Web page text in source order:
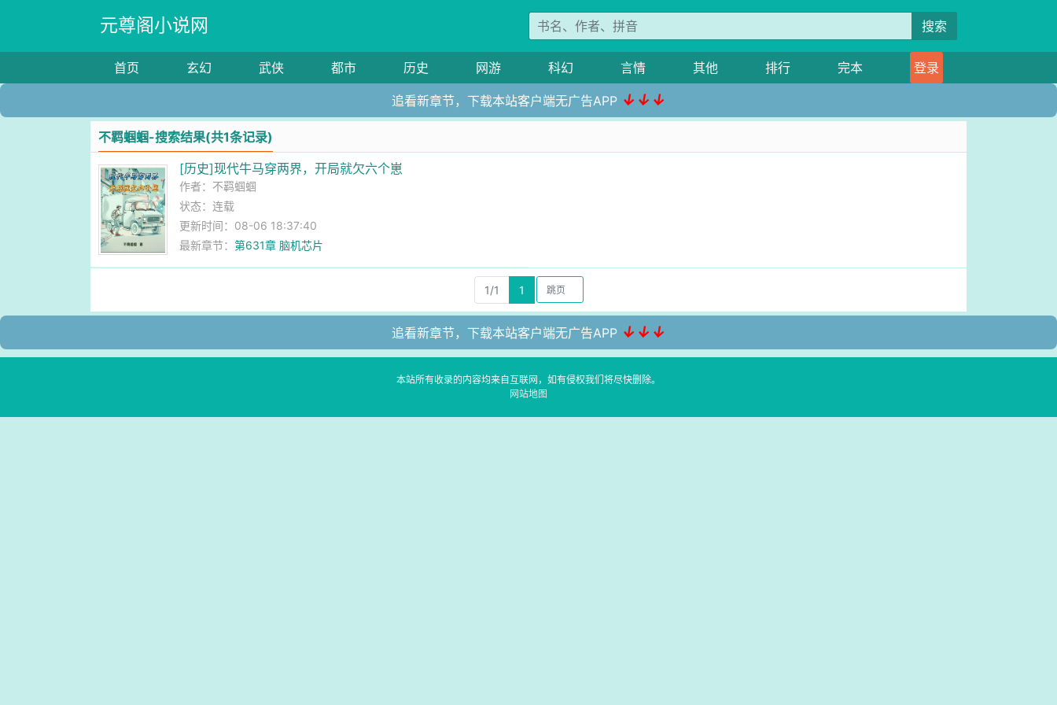
元尊阁小说网 搜索
首页 玄幻 武侠 都市 历史 网游 科幻 言情 其他 排行 完本 登录
追看新章节，下载本站客户端无广告APP ↓↓↓
不羁蝈蝈-搜索结果(共1条记录)
[历史]现代牛马穿两界，开局就欠六个崽
作者： 不羁蝈蝈
状态：连载
更新时间：08-06 18:37:40
最新章节：第631章 脑机芯片
1/1 1
追看新章节，下载本站客户端无广告APP ↓↓↓
本站所有收录的内容均来自互联网，如有侵权我们将尽快删除。
网站地图